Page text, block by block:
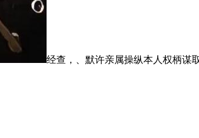
经查，、默许亲属操纵本人权柄谋